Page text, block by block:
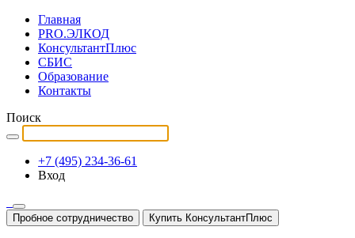
Главная
PRO.ЭЛКОД
КонсультантПлюс
СБИС
Образование
Контакты
Поиск
+7 (495) 234-36-61
Вход
Пробное сотрудничество Купить КонсультантПлюс